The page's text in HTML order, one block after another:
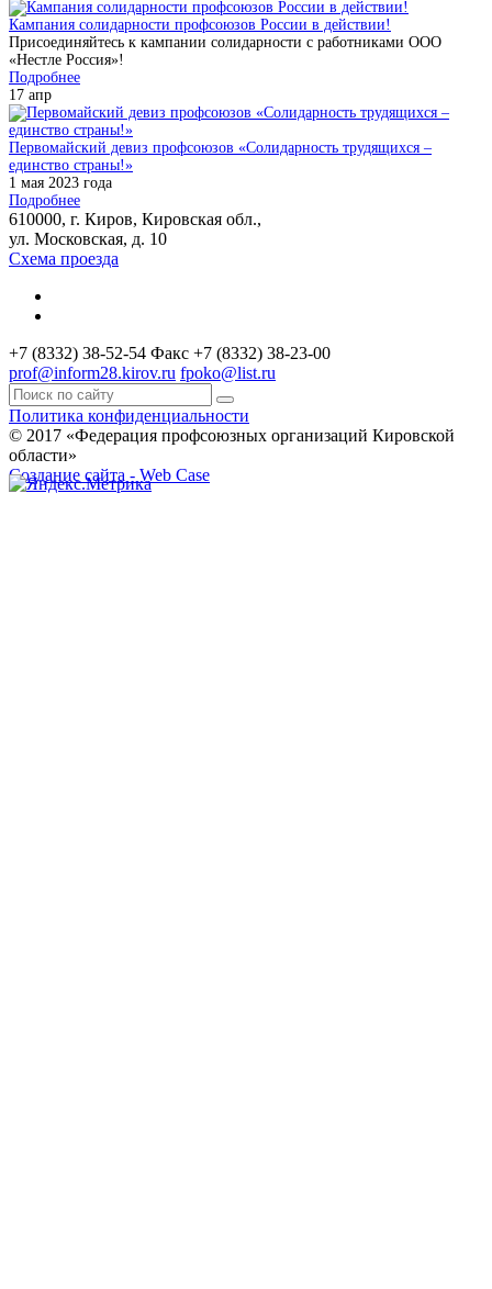
Кампания солидарности профсоюзов России в действии!
Присоединяйтесь к кампании солидарности с работниками ООО
«Нестле Россия»!
Подробнее
17 апр
Первомайский девиз профсоюзов «Солидарность трудящихся –
единство страны!»
1 мая 2023 года
Подробнее
610000, г. Киров, Кировская обл.,
ул. Московская, д. 10
Схема проезда
+7 (8332) 38-52-54 Факс +7 (8332) 38-23-00
prof@inform28.kirov.ru fpoko@list.ru
Политика конфиденциальности
© 2017 «Федерация профсоюзных организаций Кировской
области»
Создание сайта - Web Case